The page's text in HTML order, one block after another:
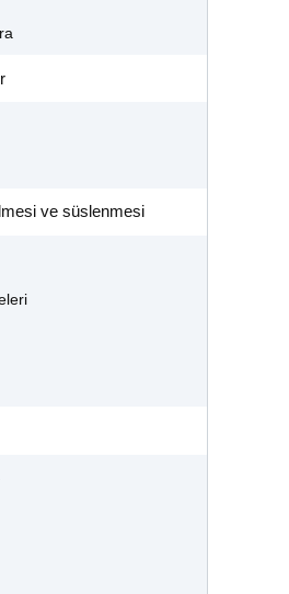
ve süslenmesi